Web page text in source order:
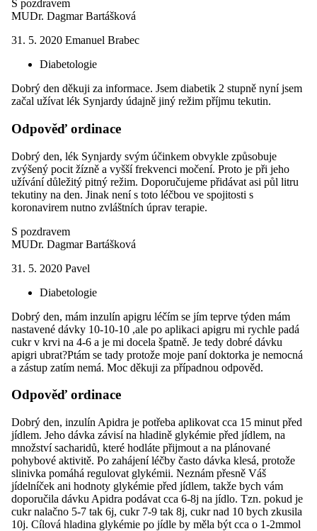
S pozdravem
MUDr. Dagmar Bartášková
31. 5. 2020 Emanuel Brabec
Diabetologie
Dobrý den děkuji za informace. Jsem diabetik 2 stupně nyní jsem
začal užívat lék Synjardy údajně jiný režim příjmu tekutin.
Odpověď ordinace
Dobrý den, lék Synjardy svým účinkem obvykle způsobuje
zvýšený pocit žízně a vyšší frekvenci močení. Proto je při jeho
užívání důležitý pitný režim. Doporučujeme přidávat asi půl litru
tekutiny na den. Jinak není s toto léčbou ve spojitosti s
koronavirem nutno zvláštních úprav terapie.
S pozdravem
MUDr. Dagmar Bartášková
31. 5. 2020 Pavel
Diabetologie
Dobrý den, mám inzulín apigru léčím se jím teprve týden mám
nastavené dávky 10-10-10 ,ale po aplikaci apigru mi rychle padá
cukr v krvi na 4-6 a je mi docela špatně. Je tedy dobré dávku
apigri ubrat?Ptám se tady protože moje paní doktorka je nemocná
a zástup zatím nemá. Moc děkuji za případnou odpověd.
Odpověď ordinace
Dobrý den, inzulín Apidra je potřeba aplikovat cca 15 minut před
jídlem. Jeho dávka závisí na hladině glykémie před jídlem, na
množství sacharidů, které hodláte přijmout a na plánované
pohybové aktivitě. Po zahájení léčby často dávka klesá, protože
slinivka pomáhá regulovat glykémii. Neznám přesně Váš
jídelníček ani hodnoty glykémie před jídlem, takže bych vám
doporučila dávku Apidra podávat cca 6-8j na jídlo. Tzn. pokud je
cukr nalačno 5-7 tak 6j, cukr 7-9 tak 8j, cukr nad 10 bych zkusila
10j. Cílová hladina glykémie po jídle by měla být cca o 1-2mmol